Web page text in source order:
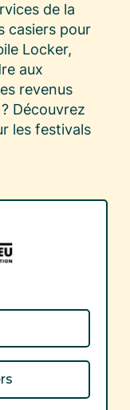
de la
casiers pour
Locker,
aux
revenus
Découvrez
les festivals